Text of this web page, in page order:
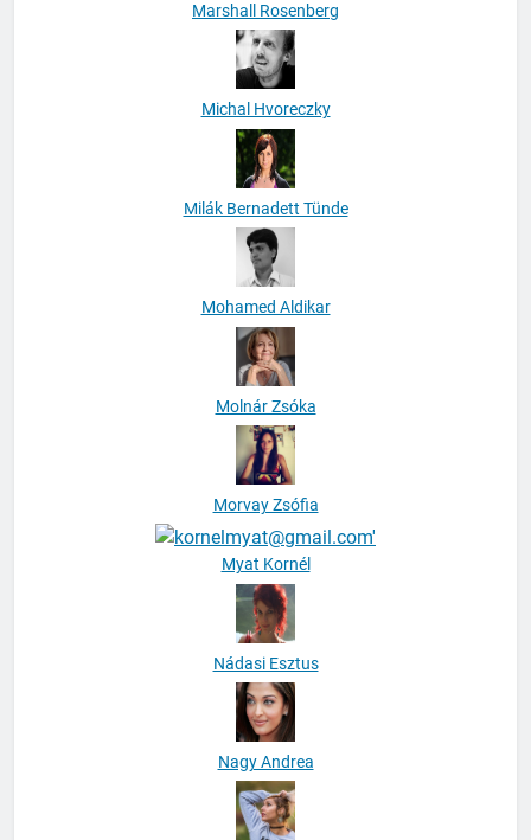
Marshall Rosenberg
Michal Hvoreczky
Milák Bernadett Tünde
Mohamed Aldikar
Molnár Zsóka
Morvay Zsófia
Myat Kornél
Nádasi Esztus
Nagy Andrea